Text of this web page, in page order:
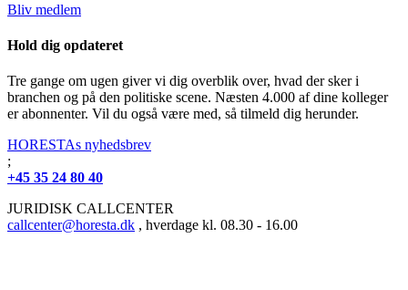
Bliv medlem
Hold dig opdateret
Tre gange om ugen giver vi dig overblik over, hvad der sker i
branchen og på den politiske scene. Næsten 4.000 af dine kolleger
er abonnenter. Vil du også være med, så tilmeld dig herunder.
HORESTAs nyhedsbrev
;
+45 35 24 80 40
JURIDISK CALLCENTER
callcenter@horesta.dk , hverdage kl. 08.30 - 16.00